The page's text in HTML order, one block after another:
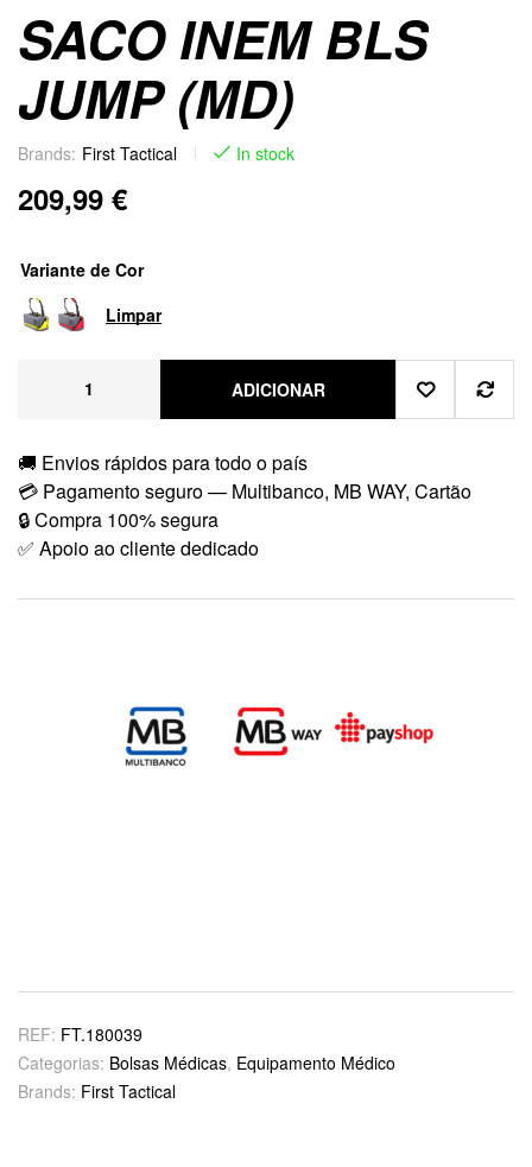
SACO INEM BLS
JUMP (MD)
Brands: First Tactical In stock
209,99 €
Variante de Cor
Limpar
ADICIONAR
🚚 Envios rápidos para todo o país
💳 Pagamento seguro — Multibanco, MB WAY, Cartão
🔒 Compra 100% segura
✅ Apoio ao cliente dedicado
REF: FT.180039
Categorias: Bolsas Médicas, Equipamento Médico
Brands: First Tactical